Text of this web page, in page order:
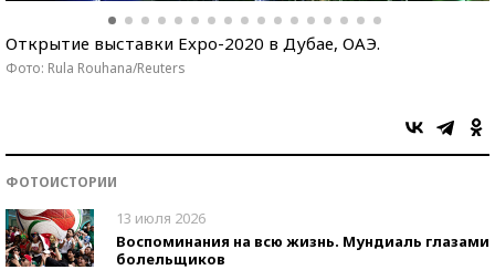
Открытие выставки Expo-2020 в Дубае, ОАЭ.
Фото: Rula Rouhana/Reuters
ФОТОИСТОРИИ
13 июля 2026
Воспоминания на всю жизнь. Мундиаль глазами
болельщиков